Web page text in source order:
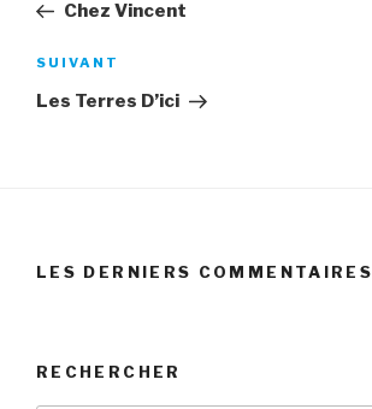
l’article
Chez Vincent
Article
suivant
SUIVANT
Les Terres D’ici
LES DERNIERS COMMENTAIRES
RECHERCHER